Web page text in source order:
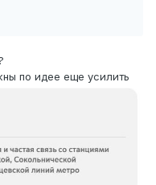
по идее еще усилить